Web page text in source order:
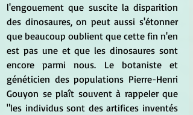
l'engouement que suscite la disparition
des dinosaures, on peut aussi s'étonner
que beaucoup oublient que cette fin n'en
est pas une et que les dinosaures sont
encore parmi nous. Le botaniste et
généticien des populations Pierre-Henri
Gouyon se plaît souvent à rappeler que
"les individus sont des artifices inventés